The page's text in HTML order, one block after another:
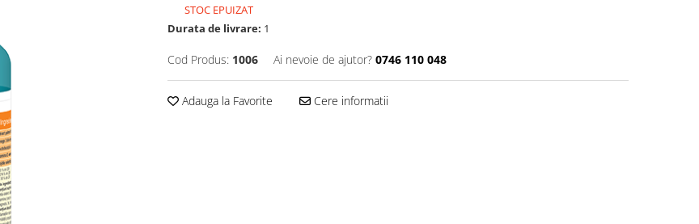
STOC EPUIZAT
Durata de livrare: 1
Cod Produs: 1006 Ai nevoie de ajutor? 0746 110 048
Adauga la Favorite Cere informatii